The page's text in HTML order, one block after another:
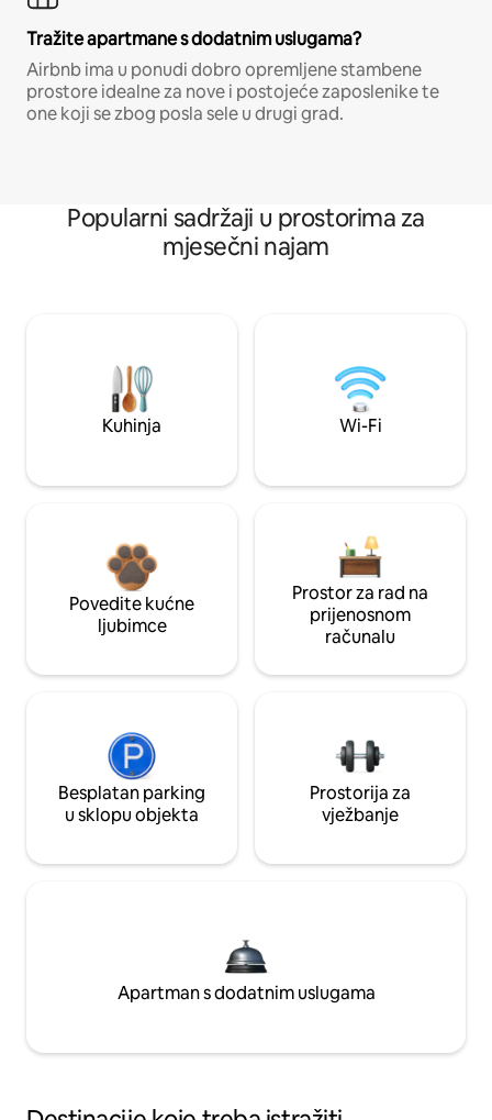
Tražite apartmane s dodatnim uslugama?
Airbnb ima u ponudi dobro opremljene stambene
prostore idealne za nove i postojeće zaposlenike te
one koji se zbog posla sele u drugi grad.
Popularni sadržaji u prostorima za
mjesečni najam
Kuhinja Wi-Fi
Povedite kućne
ljubimce
Prostor za rad na
prijenosnom
računalu
Besplatan parking
u sklopu objekta
Prostorija za
vježbanje
Apartman s dodatnim uslugama